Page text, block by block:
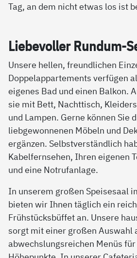
Tag, an dem nicht etwas los ist
Lie­be­vol­ler Run­d­um-
Unsere hellen, freundlichen
Doppelappartements verfügen
eigenes Bad und einen Balkon.
sie mit Bett, Nachttisch,
und Lampen. Gerne können Sie
liebgewonnenen Möbeln und
ergänzen. Selbstverständlich
Kabelfernsehen, Ihren eigenen
und eine Notrufanlage.
In unserem großen Speisesaal
bieten wir Ihnen täglich ein
Frühstücksbüffet an. Unsere
sorgt mit einer großen Auswahl
abwechslungsreichen Menüs